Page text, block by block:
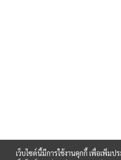
เว็บไซต์นี้มีการใช้งานคุกกี้ เพื่อเพิ่ม